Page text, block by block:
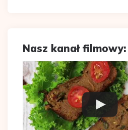
Nasz kanał filmowy: